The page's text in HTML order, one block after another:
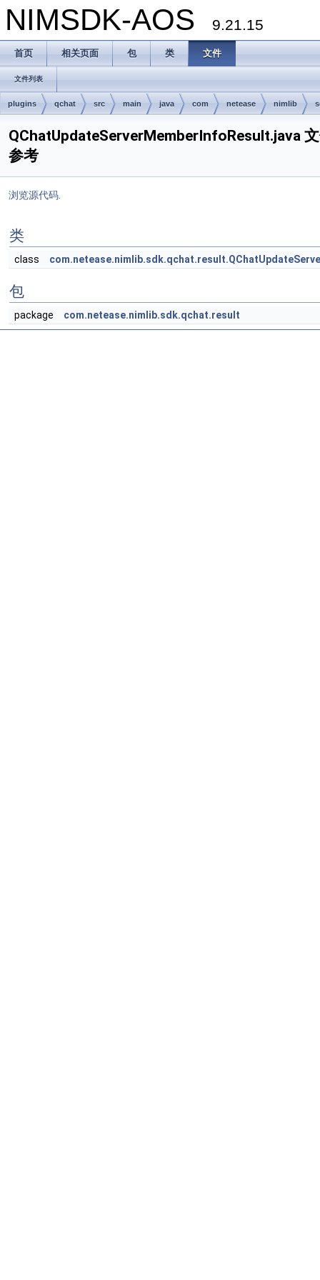
NIMSDK-AOS 9.21.15
首页 相关页面 包 类 文件
文件列表
plugins qchat src main java com netease nimlib
QChatUpdateServerMemberInfoResult.java
参考
浏览源代码.
类
class
包
package com.netease.nimlib.sdk.qchat.result